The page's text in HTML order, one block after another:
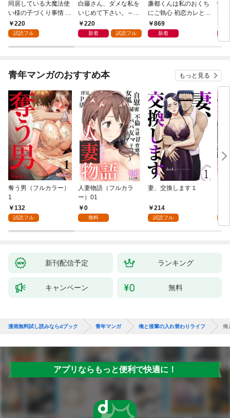
同居している大魔法使
い様の子づくり事情 こ
っそり家を出るつもり
が、絶倫えっちで蕩け
(1)
220
試読フル
白藤さん、ダメな私を
いじめて下さい。～憧
れの先輩はM彼女を溺
愛しすぎる(1)
220
新着 試読フル
廉都くんは私のおくち
にご執心 初恋カレと1
0年越しのとろ甘溺愛
【電子単行本】
869
新着
憧
初
青年マンガのおすすめ本 もっと見る
奪う男（フルカラー）
1
132
試読フル
人妻物語（フルカラ
ー）01
0
無料
妻、交換します１
214
試読フル
な
新刊配信予定 ランキング
キャンペーン 無料
漫画無料試し読みならdブック 青年マンガ 俺と後輩の入れ替わりライフ 俺
アプリならもっと便利で快適に！